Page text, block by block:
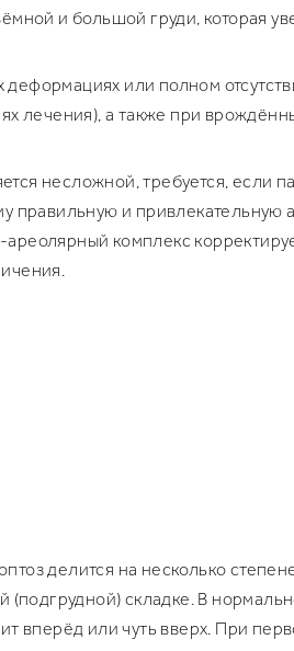
и большой груди, которая
или полном
лечения), а также при
несложной, требуется, если
правильную и
комплекс
делится на несколько
складке. В
или чуть вверх. При